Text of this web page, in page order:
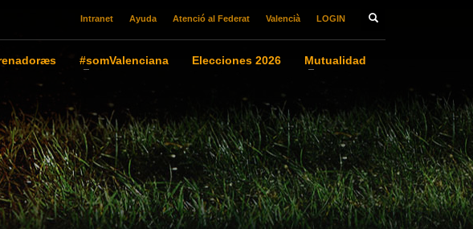
Intranet Ayuda Atenció al Federat Valencià LOGIN
#somValenciana Elecciones 2026
Mutualidad